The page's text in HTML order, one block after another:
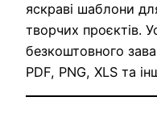
яскраві шаблони
творчих проєктів.
безкоштовного
PDF, PNG, XLS та